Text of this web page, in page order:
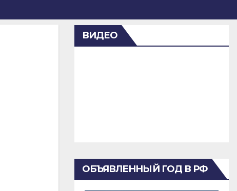
ВИДЕО
ОБЪЯВЛЕННЫЙ ГОД В РФ